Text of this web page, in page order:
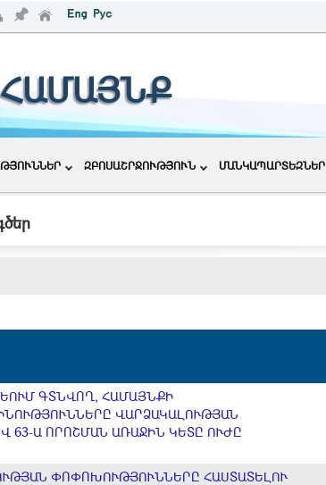
ԶԲՈՍԱՇՐՋՈՒԹՅՈՒՆ ՄԱՆԿԱՊԱՐՏԵԶՆԵՐ
ԳՏՆՎՈՂ, ՀԱՄԱՅՆՔԻ
ՎԱՐՁԱԿԱԼՈՒԹՅԱՆ
63-Ա ՈՐՈՇՄԱՆ ԱՌԱՋԻՆ ԿԵՏԸ ՈՒԺԸ
ՓՈՓՈԽՈՒԹՅՈՒՆՆԵՐԸ ՀԱՍՏԱՏԵԼՈՒ